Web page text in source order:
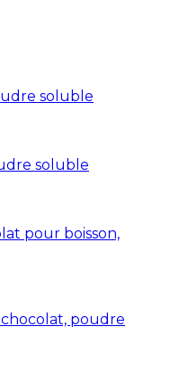
soluble
soluble
pour boisson,
poudre